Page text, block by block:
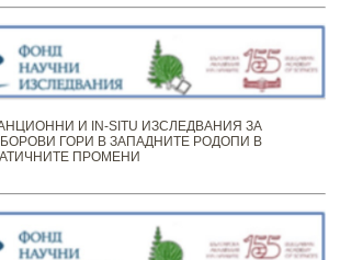
И IN-SITU ИЗСЛЕДВАНИЯ ЗА
ГОРИ В ЗАПАДНИТЕ РОДОПИ В
ПРОМЕНИ